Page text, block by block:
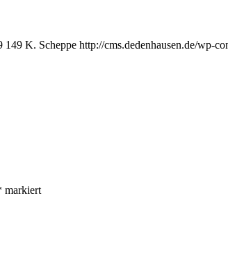
149 K. Scheppe http://cms.dedenhausen.de/wp-
markiert